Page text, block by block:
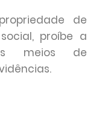
de
proíbe a
meios de